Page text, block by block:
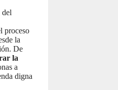
del
proceso
la
De
la
a
digna